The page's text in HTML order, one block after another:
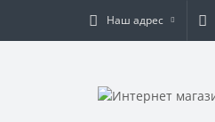
Наш адрес